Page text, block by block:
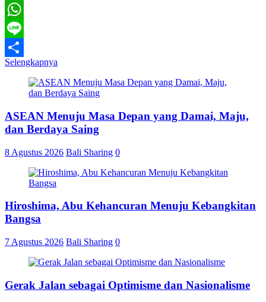
Telegram
WhatsApp
Line
Share
Selengkapnya
ASEAN Menuju Masa Depan yang Damai, Maju,
dan Berdaya Saing
8 Agustus 2026 Bali Sharing 0
Hiroshima, Abu Kehancuran Menuju Kebangkitan
Bangsa
7 Agustus 2026 Bali Sharing 0
Gerak Jalan sebagai Optimisme dan Nasionalisme